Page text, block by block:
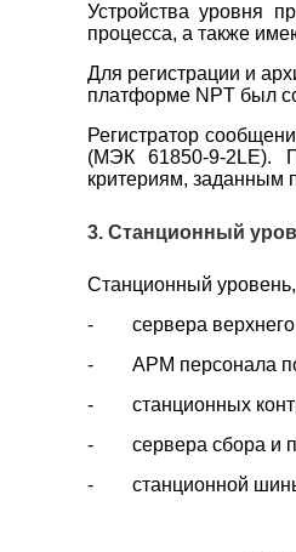
Устройства уровня
процесса, а также
Для регистрации и
платформе NPT был
Регистратор
(МЭК 61850-9-2LE).
критериям, заданным
3. Станционный
Станционный
- сервера верхнего
- АРМ персонала
- станционных
- сервера сбора и
- станционной